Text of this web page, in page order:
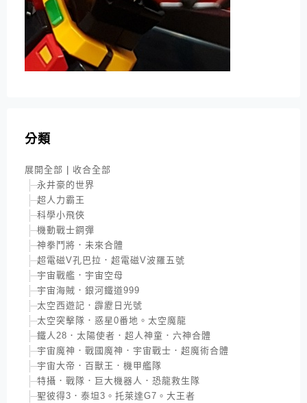
分類
展開全部
收合全部
永井豪的世界
超人力霸王
科學小飛俠
機動戰士鋼彈
神拳鬥將．未來合體
超電磁V孔巴拉．超電磁V波羅五號
宇宙戰艦．宇宙空母
宇宙海賊．銀河鐵道999
太空西遊記．霹靂日光號
太空突擊隊．惑星0番地。太空魔龍
鐵人28．太陽使者．超人神童．六神合體
宇宙魔神．戰國魔神．宇宙戰士．超魔術合體
宇宙大帝．百獸王．機甲艦隊
特攝．戰隊．巨大機器人．恐龍救生隊
聖彼得3．泰坦3。托萊達G7。大王者